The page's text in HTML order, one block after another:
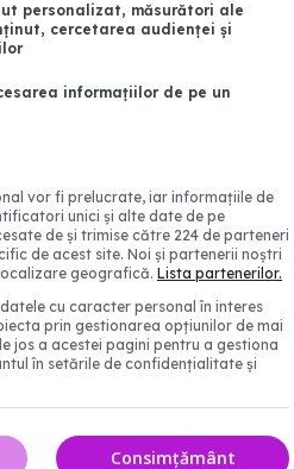
a spus
personalizat, măsurători ale
cercetarea audienței și
informațiilor de pe un
vor fi prelucrate, iar informațiile de
unici și alte date de pe
de și trimise către 224 de parteneri
de acest site. Noi și partenerii noștri
geografică. Lista partenerilor.
cu caracter personal în interes
prin gestionarea opțiunilor de mai
jos a acestei pagini pentru a gestiona
în setările de confidențialitate și
Consimțământ